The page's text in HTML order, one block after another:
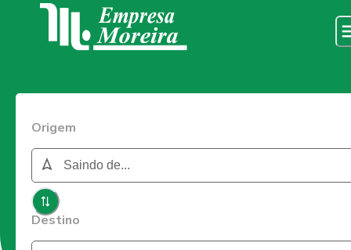
Origem
Destino